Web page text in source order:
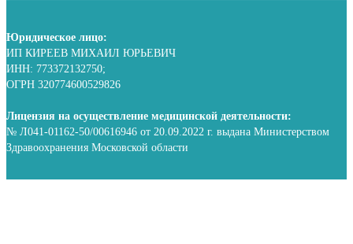
Юридическое лицо:
ИП КИРЕЕВ МИХАИЛ ЮРЬЕВИЧ
ИНН: 773372132750;
ОГРН 320774600529826
Лицензия на осуществление медицинской деятельности:
№ Л041-01162-50/00616946 от 20.09.2022 г. выдана Министерством
Здравоохранения Московской области